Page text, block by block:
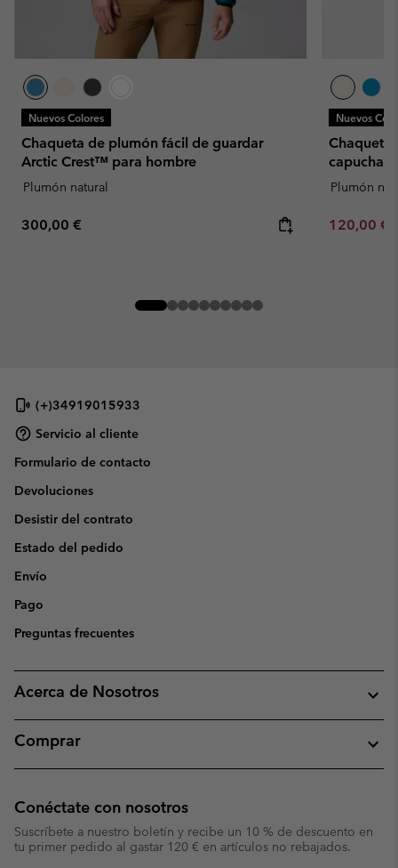
Nuevos Colores
Chaqueta de plumón fácil de guardar
Arctic Crest™ para hombre
Plumón natural
Regular price:
300,00 €
Nuevos
Chaqueta
capucha
Plumón
Minimum
120,00 €
(+)34919015933
Servicio al cliente
Formulario de contacto
Devoluciones
Desistir del contrato
Estado del pedido
Envío
Pago
Preguntas frecuentes
Acerca de Nosotros
Comprar
Conéctate con nosotros
Suscríbete a nuestro boletín y recibe un 10 % de descuento en
tu primer pedido al gastar 120 € en artículos no rebajados.